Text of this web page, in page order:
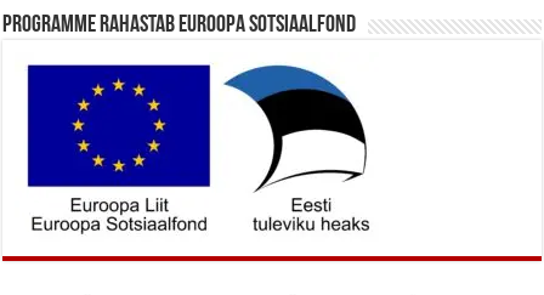
Programme rahastab Euroopa Sotsiaalfond